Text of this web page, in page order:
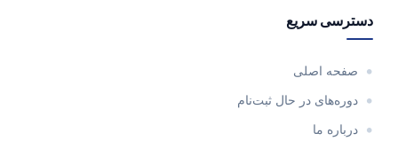
دسترسی سریع
صفحه اصلی
دوره‌های در حال ثبت‌نام
درباره ما